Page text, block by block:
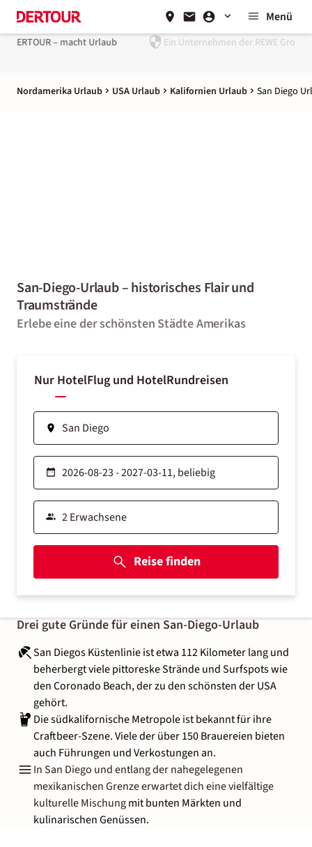
Menü
Ein Unternehmen der REWE Group
Nordamerika Urlaub USA Urlaub Kalifornien Urlaub San Diego
San-Diego-Urlaub – historisches Flair und
Traumstrände
Erlebe eine der schönsten Städte Amerikas
Nur HotelFlug und HotelRundreisen
Reise finden
Drei gute Gründe für einen San-Diego-Urlaub
San Diegos Küstenlinie ist etwa 112 Kilometer lang und
beherbergt viele pittoreske Strände und Surfspots wie
den Coronado Beach, der zu den schönsten der USA
gehört.
Die südkalifornische Metropole ist bekannt für ihre
Craftbeer-Szene. Viele der über 150 Brauereien bieten
auch Führungen und Verkostungen an.
In San Diego und entlang der nahegelegenen
mexikanischen Grenze erwartet dich eine vielfältige
kulturelle Mischungmit bunten Märkten und
kulinarischen Genüssen.